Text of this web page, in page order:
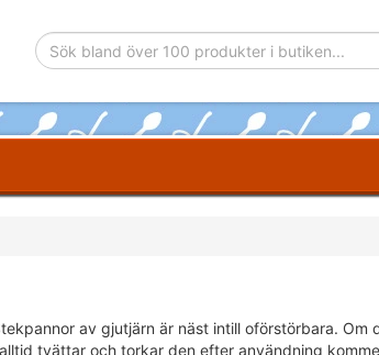
av gjutjärn är näst intill oförstörbara. Om
tvättar och torkar den efter användning